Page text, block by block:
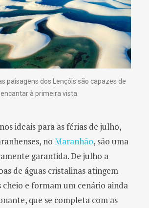
paisagens dos Lençóis são capazes de
encantar à primeira vista.
ideais para as férias de julho,
no Maranhão, são uma
garantida. De julho a
de águas cristalinas atingem
cheio e formam um cenário ainda
que se completa com as